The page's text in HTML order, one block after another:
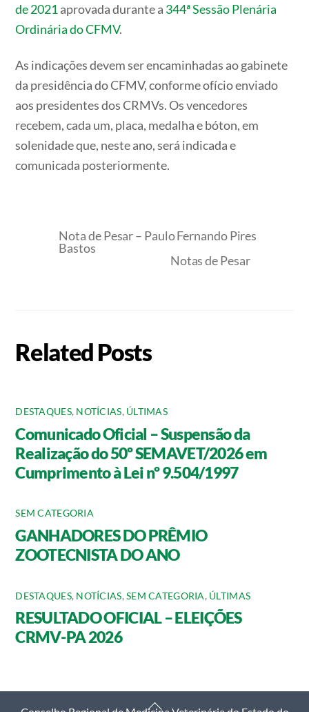
de 2021aprovada durante a 344ª Sessão Plenária
Ordinária do CFMV.
As indicações devem ser encaminhadas ao gabinete
da presidência do CFMV, conforme ofício enviado
aos presidentes dos CRMVs. Os vencedores
recebem, cada um, placa, medalha e bóton, em
solenidade que, neste ano, será indicada e
comunicada posteriormente.
Nota de Pesar – Paulo Fernando Pires
Bastos
Notas de Pesar
Related Posts
DESTAQUES, NOTÍCIAS, ÚLTIMAS
Comunicado Oficial – Suspensão da
Realização do 50º SEMAVET/2026 em
Cumprimento à Lei nº 9.504/1997
SEM CATEGORIA
GANHADORES DO PRÊMIO
ZOOTECNISTA DO ANO
DESTAQUES, NOTÍCIAS,SEM CATEGORIA, ÚLTIMAS
RESULTADO OFICIAL – ELEIÇÕES
CRMV-PA 2026
Back